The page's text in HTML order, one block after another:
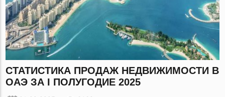
СТАТИСТИКА ПРОДАЖ НЕДВИЖИМОСТИ В
ОАЭ ЗА I ПОЛУГОДИЕ 2025